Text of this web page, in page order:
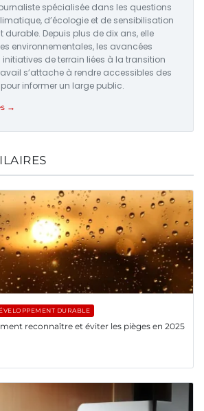
spécialisée dans les questions
d’écologie et de sensibilisation
durable. Depuis plus de dix ans, elle
environnementales, les avancées
initiatives de terrain liées à la transition
s’attache à rendre accessibles des
informer un large public.
→
DURABLE
reconnaître et éviter les pièges en 2025